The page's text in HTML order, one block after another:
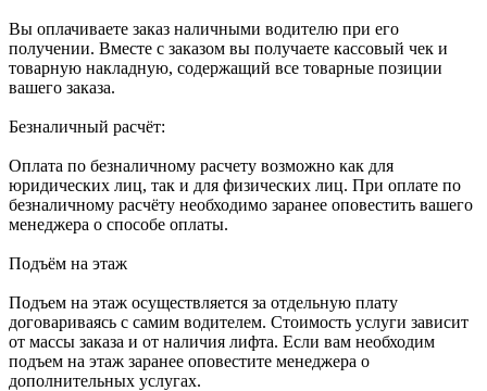
Вы оплачиваете заказ наличными водителю при его
получении. Вместе с заказом вы получаете кассовый чек и
товарную накладную, содержащий все товарные позиции
вашего заказа.
Безналичный расчёт:
Оплата по безналичному расчету возможно как для
юридических лиц, так и для физических лиц. При оплате по
безналичному расчёту необходимо заранее оповестить вашего
менеджера о способе оплаты.
Подъём на этаж
Подъем на этаж осуществляется за отдельную плату
договариваясь с самим водителем. Стоимость услуги зависит
от массы заказа и от наличия лифта. Если вам необходим
подъем на этаж заранее оповестите менеджера о
дополнительных услугах.